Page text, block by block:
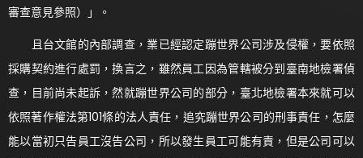
審查意見參照）」。
且台文館的內部調查，業已經認定蹦世界公司涉及侵權，要依照
採購契約進行處罰，換言之，雖然員工因為管轄被分到臺南地檢署偵
查，目前尚未起訴，然就蹦世界公司的部分，臺北地檢署本來就可以
依照著作權法第101條的法人責任，追究蹦世界公司的刑事責任，怎麼
能以當初只告員工沒告公司，所以發生員工可能有責，但是公司可以